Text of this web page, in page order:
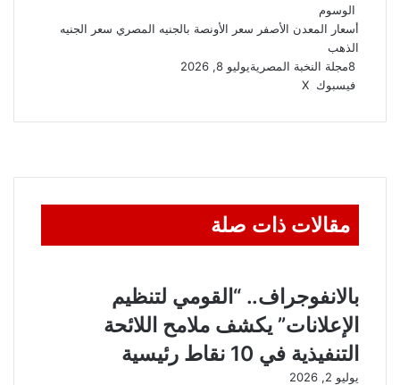
الوسوم
أسعار المعدن الأصفر سعر الأونصة بالجنيه المصري سعر الجنيه
الذهب
مجلة النخبة المصريةيوليو 8, 2026
فيسبوك ‫X
البريد
مقالات ذات صلة
بالانفوجراف.. “القومي لتنظيم
الإعلانات” يكشف ملامح اللائحة
التنفيذية في 10 نقاط رئيسية
يوليو 2, 2026